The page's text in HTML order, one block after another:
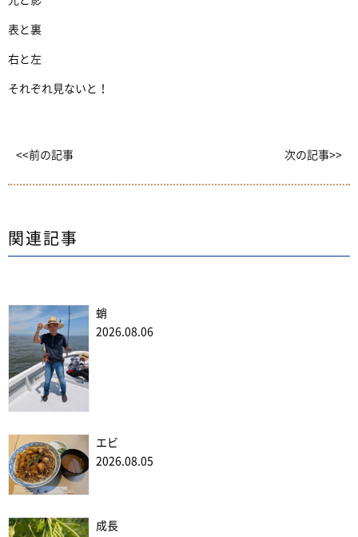
表と裏
右と左
それぞれ見ないと！
<<前の記事 次の記事>>
関連記事
蛸
2026.08.06
エビ
2026.08.05
成長